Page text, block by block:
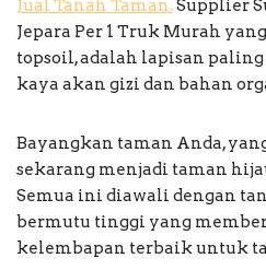
Jual Tanah Taman.Supplier
Jepara Per 1 Truk Murah
topsoil, adalah lapisan
kaya akan gizi dan bahan
Bayangkan taman Anda,
sekarang menjadi taman
Semua ini diawali dengan
bermutu tinggi yang
kelembapan terbaik untuk